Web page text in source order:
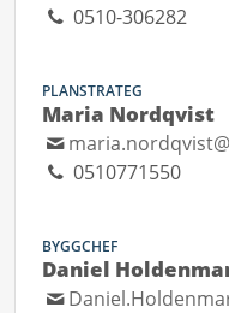
0510-306282
PLANSTRATEG
Maria Nordqvist
0510771550
BYGGCHEF
Daniel